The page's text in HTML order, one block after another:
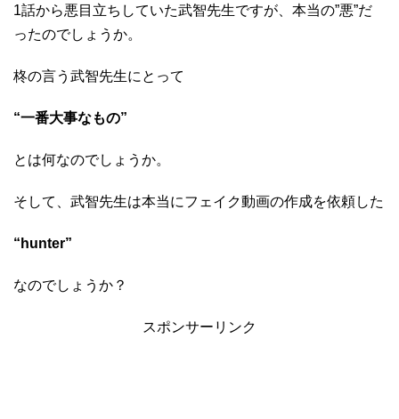
1話から悪目立ちしていた武智先生ですが、本当の”悪”だ
ったのでしょうか。
柊の言う武智先生にとって
“一番大事なもの”
とは何なのでしょうか。
そして、武智先生は本当にフェイク動画の作成を依頼した
“hunter”
なのでしょうか？
スポンサーリンク